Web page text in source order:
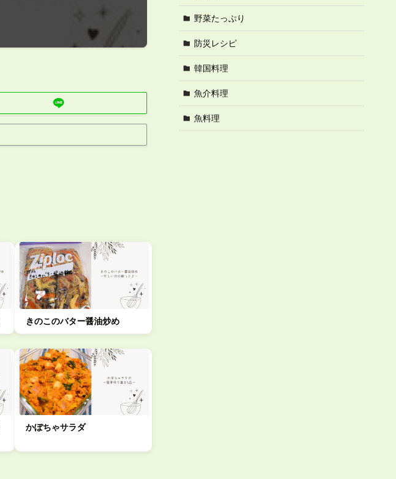
きのこのバター醤油炒め
かぼちゃサラダ
野菜たっぷり
防災レシピ
韓国料理
魚介料理
魚料理